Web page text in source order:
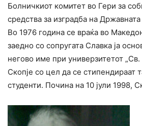
Болничкиот комитет во Гери за
средства за изградба на
Во 1976 година се враќа во
заедно со сопругата Славка ја
негово име при универзитетот
Скопје со цел да се стипендираат
студенти. Почина на 10 јули 1998,